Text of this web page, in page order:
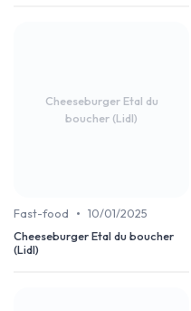
Cheeseburger Etal du
boucher (Lidl)
Fast-food • 10/01/2025
Cheeseburger Etal du boucher
(Lidl)